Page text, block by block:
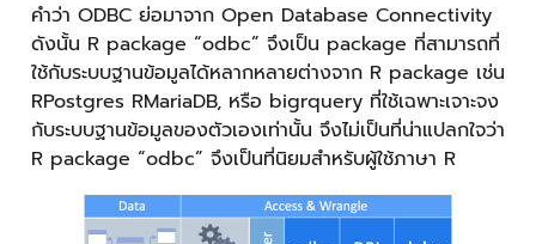
คำว่า ODBC ย่อมาจาก Open Database Connectivity
ดังนั้น R package “odbc” จึงเป็น package ที่สามารถที่
ใช้กับระบบฐานข้อมูลได้หลากหลายต่างจาก R package เช่น
RPostgres RMariaDB, หรือ bigrquery ที่ใช้เฉพาะเจาะจง
กับระบบฐานข้อมูลของตัวเองเท่านั้น จึงไม่เป็นที่น่าแปลกใจว่า
R package “odbc” จึงเป็นที่นิยมสำหรับผู้ใช้ภาษา R